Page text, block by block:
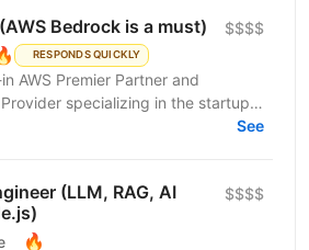
Bedrock is a must)
RESPONDS QUICKLY
$$$$
AWS Premier Partner and
specializing in the startup
800 customers and 500+ AWS...
See
(LLM, RAG, AI
🔥
$$$$